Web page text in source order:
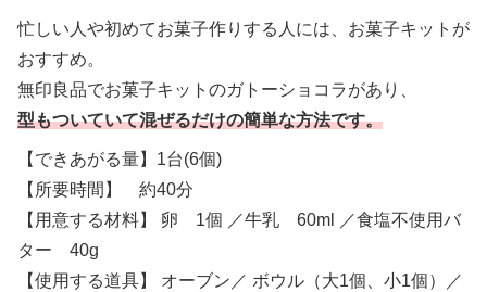
忙しい人や初めてお菓子作りする人には、お菓子キットが
おすすめ。
無印良品でお菓子キットのガトーショコラがあり、
型もついていて混ぜるだけの簡単な方法です。
【できあがる量】1台(6個)
【所要時間】 約40分
【用意する材料】 卵 1個 ／牛乳 60ml ／食塩不使用バ
ター 40g
【使用する道具】 オーブン／ ボウル（大1個、小1個）／